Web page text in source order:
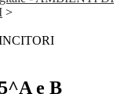
>
e B